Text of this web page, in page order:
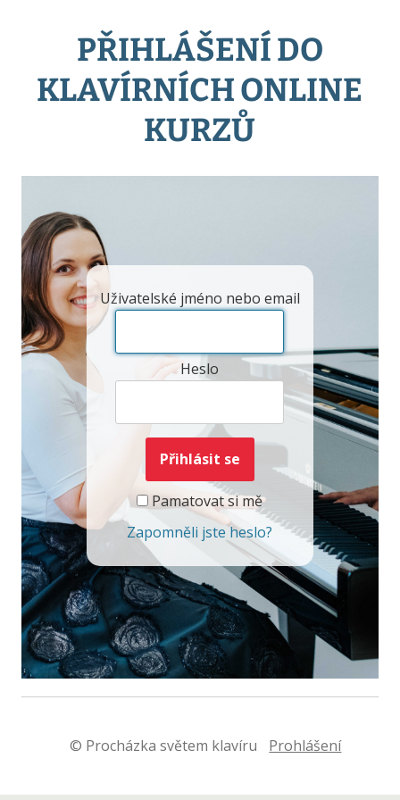
PŘIHLÁŠENÍ DO
KLAVÍRNÍCH ONLINE
KURZŮ
Uživatelské jméno nebo email
Heslo
Pamatovat si mě
Zapomněli jste heslo?
© Procházka světem klavíru Prohlášení